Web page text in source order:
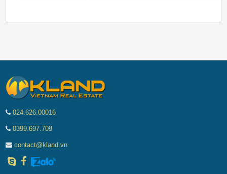
024.626.00016
0399.697.709
contact@kland.vn